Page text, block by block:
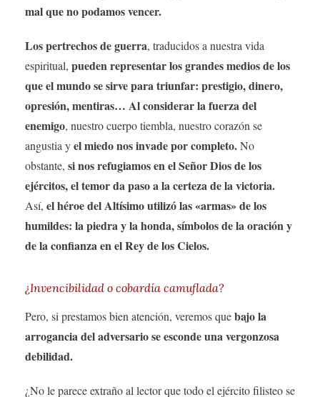
mal que no podamos vencer.
Los pertrechos de guerra, traducidos a nuestra vida
espiritual, pueden representar los grandes medios de los
que el mundo se sirve para triunfar: prestigio, dinero,
opresión, mentiras… Al considerar la fuerza del
enemigo, nuestro cuerpo tiembla, nuestro corazón se
angustia yel miedo nos invade por completo.No
obstante, si nos refugiamos en el Señor Dios de los
ejércitos, el temor da paso a la certeza de la victoria.
Así, el héroe del Altísimo utilizó las «armas» de los
humildes: la piedra y la honda, símbolos de la oración y
de la confianza en el Rey de los Cielos.
¿Invencibilidad o cobardía camuflada?
Pero, si prestamos bien atención, veremos quebajo la
arrogancia del adversario se esconde una vergonzosa
debilidad.
¿No le parece extraño al lector que todo el ejército filisteo se